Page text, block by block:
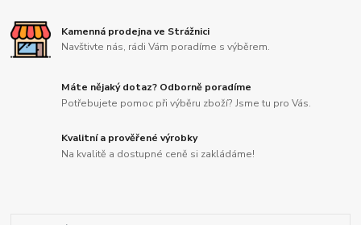
Kamenná prodejna ve Strážnici
Navštivte nás, rádi Vám poradíme s výběrem.
Máte nějaký dotaz? Odborně poradíme
Potřebujete pomoc při výběru zboží? Jsme tu pro Vás.
Kvalitní a prověřené výrobky
Na kvalitě a dostupné ceně si zakládáme!